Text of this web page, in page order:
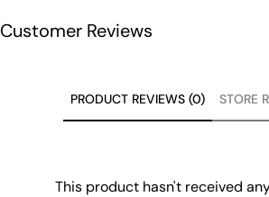
Customer Reviews
PRODUCT REVIEWS (0) STORE
This product hasn't received